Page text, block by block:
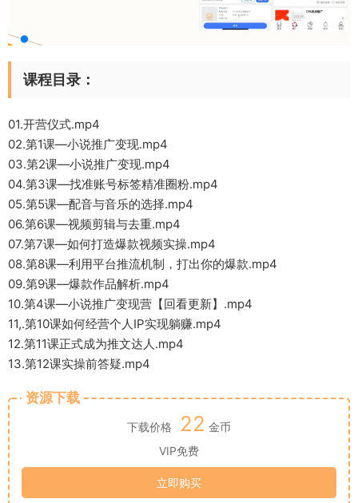
课程目录：
01.开营仪式.mp4
02.第1课—小说推广变现.mp4
03.第2课—小说推广变现.mp4
04.第3课—找准账号标签精准圈粉.mp4
05.第5课—配音与音乐的选择.mp4
06.第6课—视频剪辑与去重.mp4
07.第7课—如何打造爆款视频实操.mp4
08.第8课—利用平台推流机制，打出你的爆款.mp4
09.第9课—爆款作品解析.mp4
10.第4课—小说推广变现营【回看更新】.mp4
11,.第10课如何经营个人IP实现躺赚.mp4
12.第11课正式成为推文达人.mp4
13.第12课实操前答疑.mp4
资源下载
下载价格 22 金币
VIP免费
立即购买